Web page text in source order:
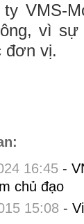
VMS-
vì
đơn vị.
16:45-
chủ đạo
15:08 -